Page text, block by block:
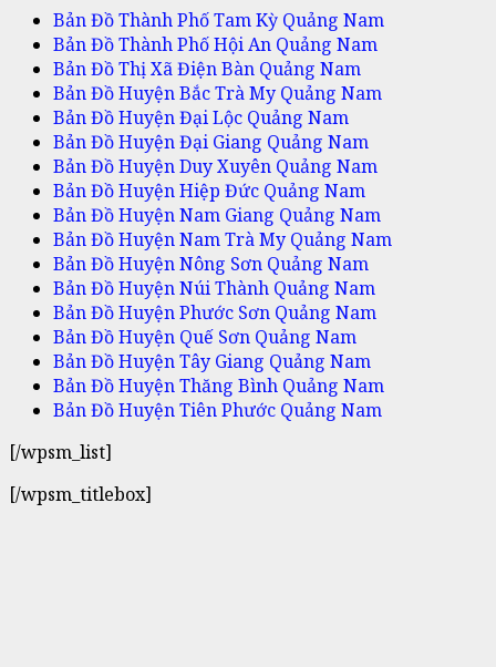
Bản Đồ Thành Phố Tam Kỳ Quảng Nam
Bản Đồ Thành Phố Hội An Quảng Nam
Bản Đồ Thị Xã Điện Bàn Quảng Nam
Bản Đồ Huyện Bắc Trà My Quảng Nam
Bản Đồ Huyện Đại Lộc Quảng Nam
Bản Đồ Huyện Đại Giang Quảng Nam
Bản Đồ Huyện Duy Xuyên Quảng Nam
Bản Đồ Huyện Hiệp Đức Quảng Nam
Bản Đồ Huyện Nam Giang Quảng Nam
Bản Đồ Huyện Nam Trà My Quảng Nam
Bản Đồ Huyện Nông Sơn Quảng Nam
Bản Đồ Huyện Núi Thành Quảng Nam
Bản Đồ Huyện Phước Sơn Quảng Nam
Bản Đồ Huyện Quế Sơn Quảng Nam
Bản Đồ Huyện Tây Giang Quảng Nam
Bản Đồ Huyện Thăng Bình Quảng Nam
Bản Đồ Huyện Tiên Phước Quảng Nam
[/wpsm_list]
[/wpsm_titlebox]